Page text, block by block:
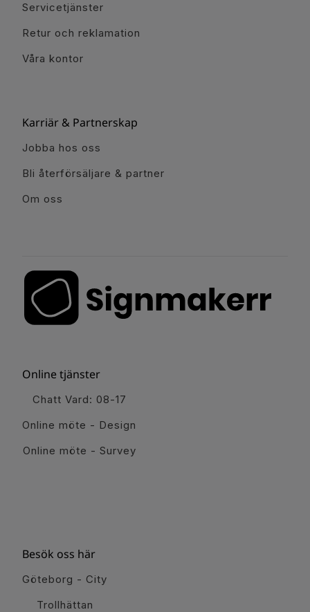
Servicetjänster
Retur och reklamation
Våra kontor
Karriär & Partnerskap
Jobba hos oss
Bli återförsäljare & partner
Om oss
Online tjänster
Chatt Vard: 08-17
Online möte - Design
Online möte - Survey
Besök oss här
Göteborg - City
Trollhättan